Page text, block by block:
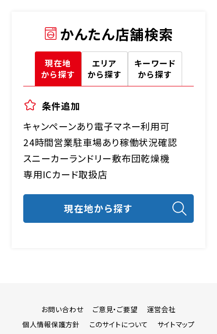
かんたん店舗検索
現在地
から探す
エリア
から探す
キーワード
から探す
条件追加
キャンペーンあり電子マネー利用可
24時間営業駐車場あり稼働状況確認
スニーカーランドリー敷布団乾燥機
専用ICカード取扱店
お問い合わせ ご意見・ご要望
運営会社
個人情報保護方針
このサイトについて サイトマップ